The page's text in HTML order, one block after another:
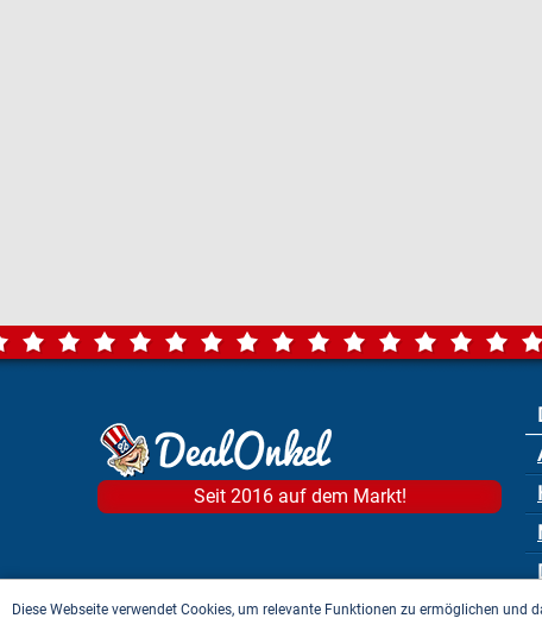
Seit 2016 auf dem Markt!
Diese Webseite verwendet Cookies, um relevante Funktionen zu ermöglichen